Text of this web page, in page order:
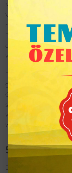
Monaten. Das
Vertragslaufzeit
rechtzeitig kündigt.
Frist von einem Monat
die gesetzlichen
vorsehen.
Das Recht beider
gegebenenfalls auch
Grund liegt
schuldhaften Verstoß
vor, wenn dieser trotz
wird.
5.
Die Bezahlung des